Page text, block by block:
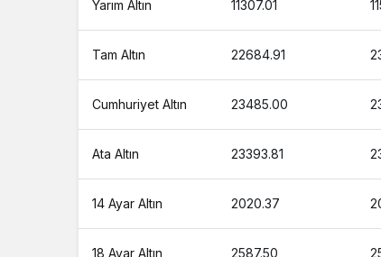
Yarım Altın 11307.01
Tam Altın 22684.91
Cumhuriyet Altın 23485.00
Ata Altın 23393.81
14 Ayar Altın 2020.37
18 Ayar Altın 2587.50